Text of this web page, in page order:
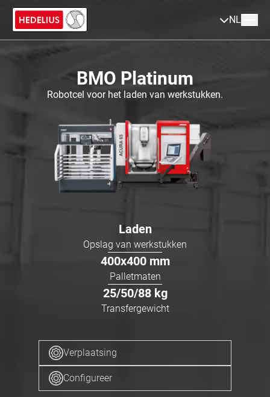
NL
BMO Platinum
Robotcel voor het laden van werkstukken.
Laden
Opslag van werkstukken
400x400 mm
Palletmaten
25/50/88 kg
Transfergewicht
Verplaatsing
Configureer